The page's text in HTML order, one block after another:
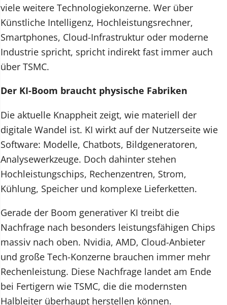
viele weitere Technologiekonzerne. Wer über
Künstliche Intelligenz, Hochleistungsrechner,
Smartphones, Cloud-Infrastruktur oder moderne
Industrie spricht, spricht indirekt fast immer auch
über TSMC.
Der KI-Boom braucht physische Fabriken
Die aktuelle Knappheit zeigt, wie materiell der
digitale Wandel ist. KI wirkt auf der Nutzerseite wie
Software: Modelle, Chatbots, Bildgeneratoren,
Analysewerkzeuge. Doch dahinter stehen
Hochleistungschips, Rechenzentren, Strom,
Kühlung, Speicher und komplexe Lieferketten.
Gerade der Boom generativer KI treibt die
Nachfrage nach besonders leistungsfähigen Chips
massiv nach oben. Nvidia, AMD, Cloud-Anbieter
und große Tech-Konzerne brauchen immer mehr
Rechenleistung. Diese Nachfrage landet am Ende
bei Fertigern wie TSMC, die die modernsten
Halbleiter überhaupt herstellen können.